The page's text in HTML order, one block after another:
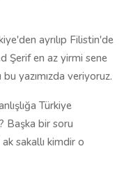
ayrılıp Filistin'de
Şerif en az yirmi sene
yazımızda veriyoruz.
Türkiye
Başka bir soru
sakallı kimdir o